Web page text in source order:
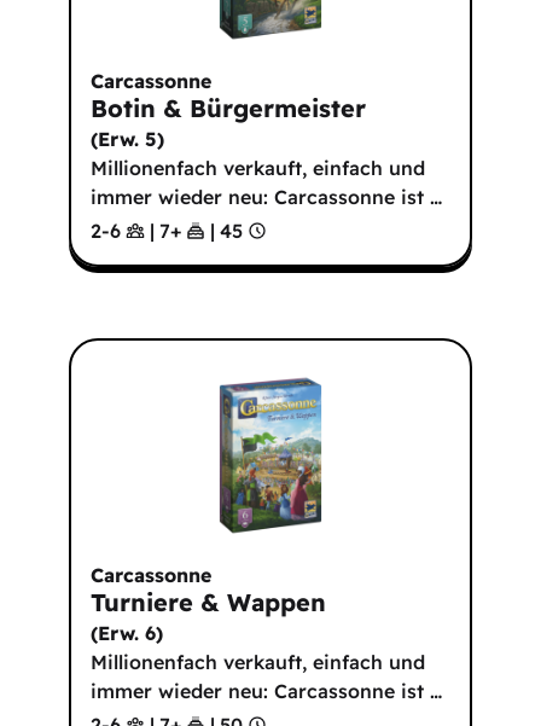
Carcassonne
Botin & Bürgermeister
(Erw. 5)
Millionenfach verkauft, einfach und
immer wieder neu: Carcassonne ist …
2-6
| 7+ | 45
Carcassonne
Turniere & Wappen
(Erw. 6)
Millionenfach verkauft, einfach und
immer wieder neu: Carcassonne ist …